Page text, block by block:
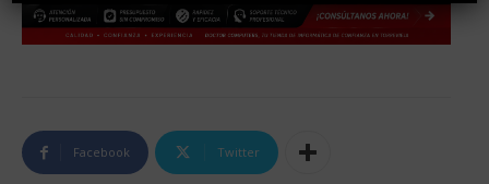
Facebook Twitter